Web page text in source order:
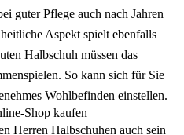
guter Pflege auch nach Jahren
Aspekt spielt ebenfalls
Halbschuh müssen das
So kann sich für Sie
Wohlbefinden einstellen.
Shop kaufen
Herren Halbschuhen auch sein